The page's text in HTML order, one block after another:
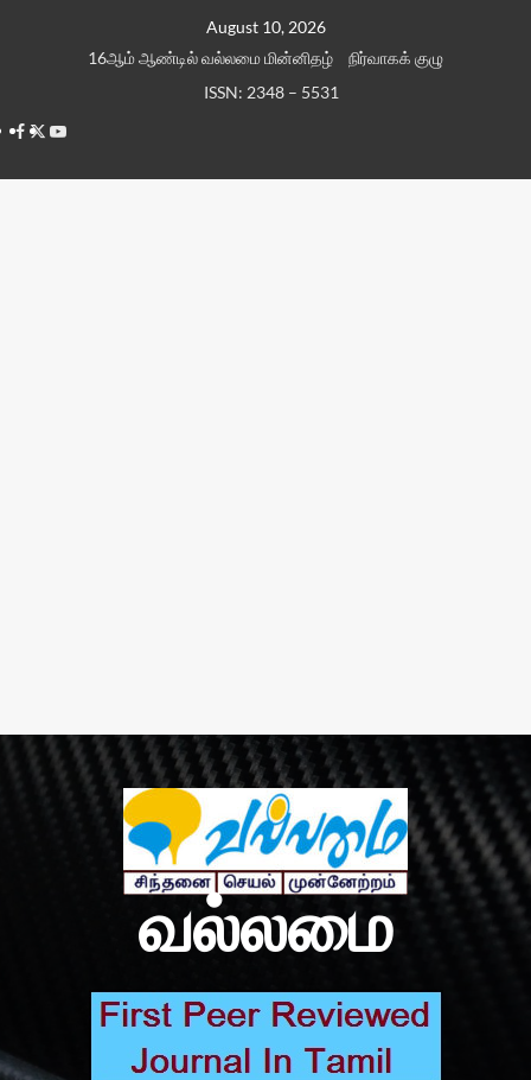
August 10, 2026
16ஆம் ஆண்டில் வல்லமை மின்னிதழ்
நிர்வாகக் குழு
ISSN: 2348 – 5531
Facebook
TwitterYoutube
வல்லமை